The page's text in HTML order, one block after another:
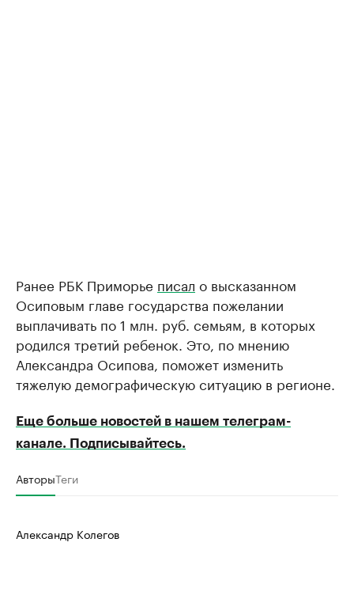
Ранее РБК Приморье писал о высказанном
Осиповым главе государства пожелании
выплачивать по 1 млн. руб. семьям, в которых
родился третий ребенок. Это, по мнению
Александра Осипова, поможет изменить
тяжелую демографическую ситуацию в регионе.
Еще больше новостей в нашем телеграм-
канале. Подписывайтесь.
АвторыТеги
Александр Колегов